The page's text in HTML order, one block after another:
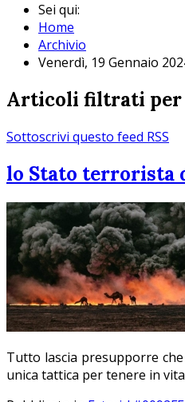
Sei qui:
Home
Archivio
Venerdì, 19 Gennaio
Articoli filtrati per
Sottoscrivi questo feed RSS
lo Stato terrorista
Tutto lascia presupporre
unica tattica per tenere in